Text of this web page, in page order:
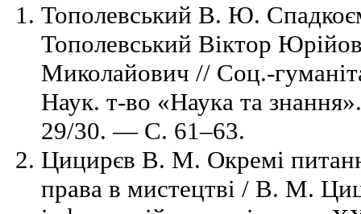
Тополевський В. Ю.
Тополевський Віктор
Миколайович // Соц.-
Наук. т-во «Наука та
29/30. — С. 61–63.
Цицирєв В. М. Окремі
права в мистецтві / В. М.